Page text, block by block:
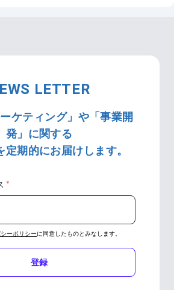
LETTER
ーケティング」や「事業開
発」に関する
定期的にお届けします。
＊
ーポリシーに同意したものとみなします。
登録